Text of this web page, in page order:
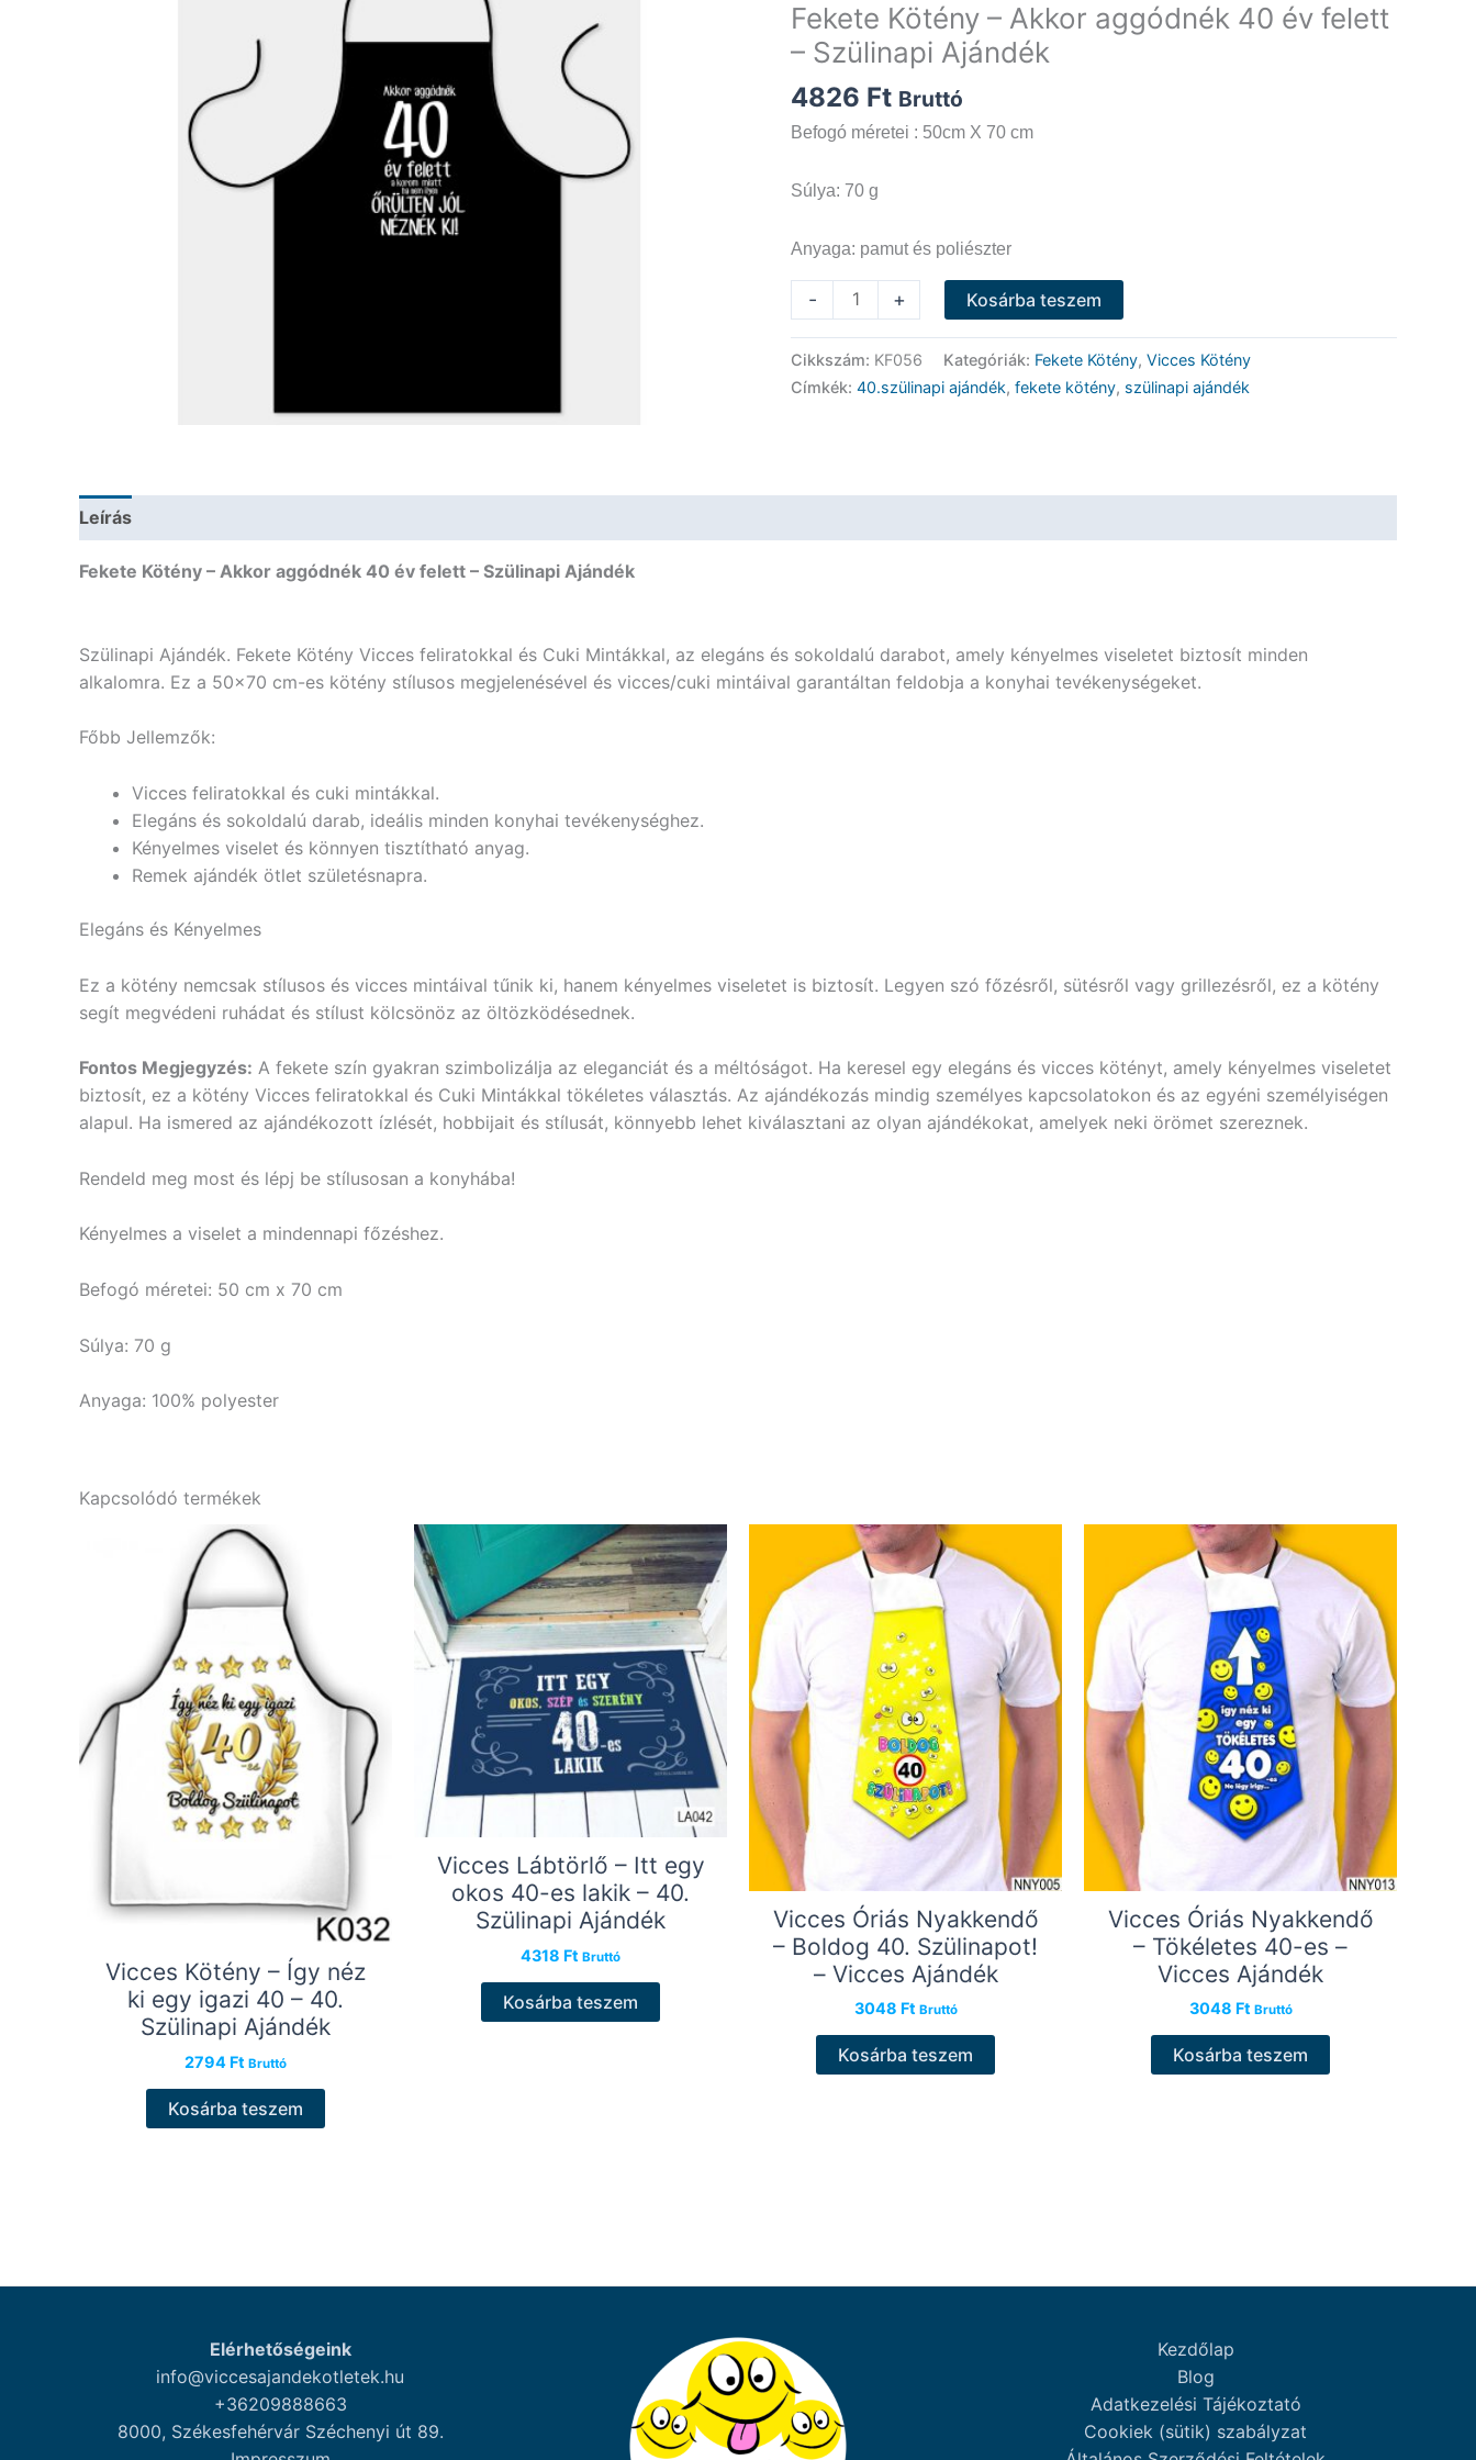
Fekete Kötény – Akkor aggódnék 40 év felett
– Szülinapi Ajándék
4826 Ft Bruttó
Befogó méretei : 50cm X 70 cm
Súlya: 70 g
Anyaga: pamut és poliészter
-
Kötény
aggódnék
Szülinapi
+ Kosárba teszem
Cikkszám: KF056 Kategóriák: Fekete Kötény, Vicces Kötény
Címkék: 40.szülinapi ajándék, fekete kötény, szülinapi ajándék
Leírás
Fekete Kötény – Akkor aggódnék 40 év felett – Szülinapi Ajándék
Szülinapi Ajándék. Fekete Kötény Vicces feliratokkal és Cuki Mintákkal, az elegáns és sokoldalú darabot, amely kényelmes viseletet biztosít minden
alkalomra. Ez a 50×70 cm-es kötény stílusos megjelenésével és vicces/cuki mintáival garantáltan feldobja a konyhai tevékenységeket.
Főbb Jellemzők:
Vicces feliratokkal és cuki mintákkal.
Elegáns és sokoldalú darab, ideális minden konyhai tevékenységhez.
Kényelmes viselet és könnyen tisztítható anyag.
Remek ajándék ötlet születésnapra.
Elegáns és Kényelmes
Ez a kötény nemcsak stílusos és vicces mintáival tűnik ki, hanem kényelmes viseletet is biztosít. Legyen szó főzésről, sütésről vagy grillezésről, ez a kötény
segít megvédeni ruhádat és stílust kölcsönöz az öltözködésednek.
Fontos Megjegyzés: A fekete szín gyakran szimbolizálja az eleganciát és a méltóságot. Ha keresel egy elegáns és vicces kötényt, amely kényelmes viseletet
biztosít, ez a kötény Vicces feliratokkal és Cuki Mintákkal tökéletes választás. Az ajándékozás mindig személyes kapcsolatokon és az egyéni személyiségen
alapul. Ha ismered az ajándékozott ízlését, hobbijait és stílusát, könnyebb lehet kiválasztani az olyan ajándékokat, amelyek neki örömet szereznek.
Rendeld meg most és lépj be stílusosan a konyhába!
Kényelmes a viselet a mindennapi főzéshez.
Befogó méretei: 50 cm x 70 cm
Súlya: 70 g
Anyaga: 100% polyester
Kapcsolódó termékek
Vicces Kötény – Így néz
ki egy igazi 40 – 40.
Szülinapi Ajándék
2794 Ft Bruttó
Kosárba teszem
Vicces Lábtörlő – Itt egy
okos 40-es lakik – 40.
Szülinapi Ajándék
4318 Ft Bruttó
Kosárba teszem
Vicces Óriás Nyakkendő
– Boldog 40. Szülinapot!
– Vicces Ajándék
3048 Ft Bruttó
Kosárba teszem
Vicces Óriás Nyakkendő
– Tökéletes 40-es –
Vicces Ajándék
3048 Ft Bruttó
Kosárba teszem
Elérhetőségeink
info@viccesajandekotletek.hu
+36209888663
8000, Székesfehérvár Széchenyi út 89.
Kezdőlap
Blog
Adatkezelési Tájékoztató
Cookiek (sütik) szabályzat